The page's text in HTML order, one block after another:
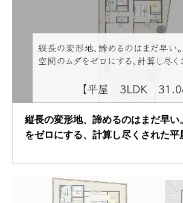
縦長の変形地、諦めるのはまだ早い
をゼロにする、計算し尽くされた平